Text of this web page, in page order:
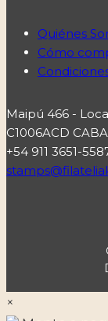
Quiénes
Cómo
Maipú 466 -
C1006ACD
+54 911 3651-
×